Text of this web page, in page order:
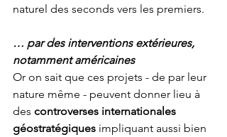
naturel des seconds vers les premiers.
… par des interventions extérieures,
notamment américaines
Or on sait que ces projets - de par leur
nature même - peuvent donner lieu à
des controverses internationales
géostratégiques impliquant aussi bien